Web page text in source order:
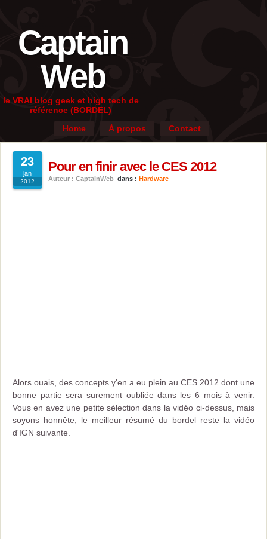
Captain
Web
le VRAI blog geek et high tech de
référence (BORDEL)
Home
À propos Contact
23
jan
2012
Pour en finir avec le CES 2012
Auteur : CaptainWeb dans : Hardware
Alors ouais, des concepts y'en a eu plein au CES 2012 dont une
bonne partie sera surement oubliée dans les 6 mois à venir.
Vous en avez une petite sélection dans la vidéo ci-dessus, mais
soyons honnête, le meilleur résumé du bordel reste la vidéo
d'IGN suivante.